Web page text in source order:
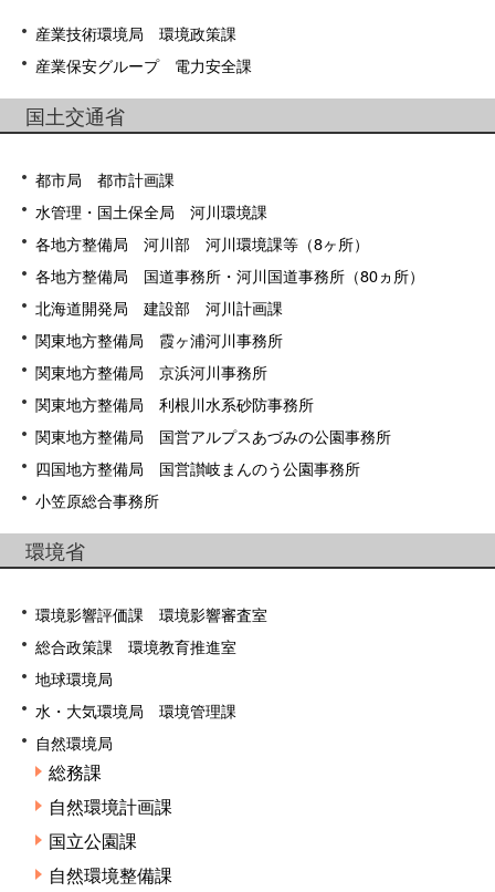
産業技術環境局 環境政策課
産業保安グループ 電力安全課
国土交通省
都市局 都市計画課
水管理・国土保全局 河川環境課
各地方整備局 河川部 河川環境課等（8ヶ所）
各地方整備局 国道事務所・河川国道事務所（80ヵ所）
北海道開発局 建設部 河川計画課
関東地方整備局 霞ヶ浦河川事務所
関東地方整備局 京浜河川事務所
関東地方整備局 利根川水系砂防事務所
関東地方整備局 国営アルプスあづみの公園事務所
四国地方整備局 国営讃岐まんのう公園事務所
小笠原総合事務所
環境省
環境影響評価課 環境影響審査室
総合政策課 環境教育推進室
地球環境局
水・大気環境局 環境管理課
自然環境局
総務課
自然環境計画課
国立公園課
自然環境整備課